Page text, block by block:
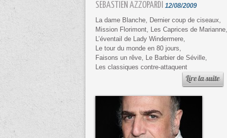
SEBASTIEN AZZOPARDI 12/08/2009
La dame Blanche, Dernier coup de ciseaux,
Mission Florimont, Les Caprices de Marianne,
L’éventail de Lady Windermere,
Le tour du monde en 80 jours,
Faisons un rêve, Le Barbier de Séville,
Les classiques contre-attaquent